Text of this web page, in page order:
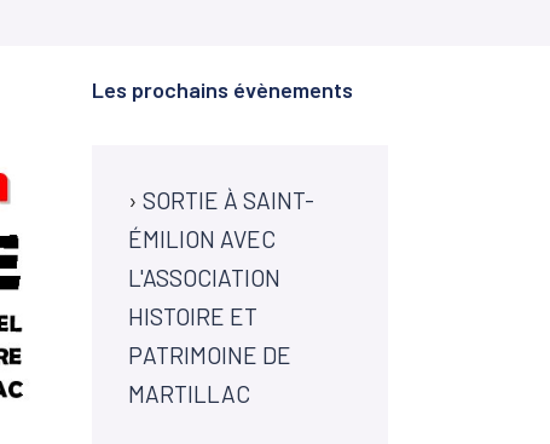
Les prochains évènements
› SORTIE À SAINT-
ÉMILION AVEC
L'ASSOCIATION
HISTOIRE ET
PATRIMOINE DE
MARTILLAC